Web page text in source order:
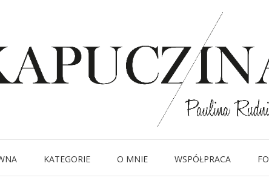
KATEGORIE O MNIE WSPÓŁPRACA
20-2
Written byKapuczina in